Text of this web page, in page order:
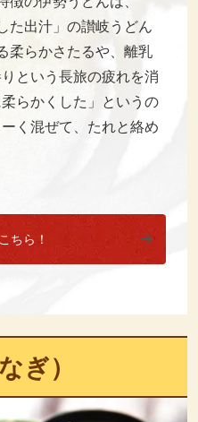
た出汁」の讃岐うどん
柔らかさたるや、離乳
という長旅の疲れを消
らかくした」というの
く混ぜて、たれと絡め
ちら！
ぎ）